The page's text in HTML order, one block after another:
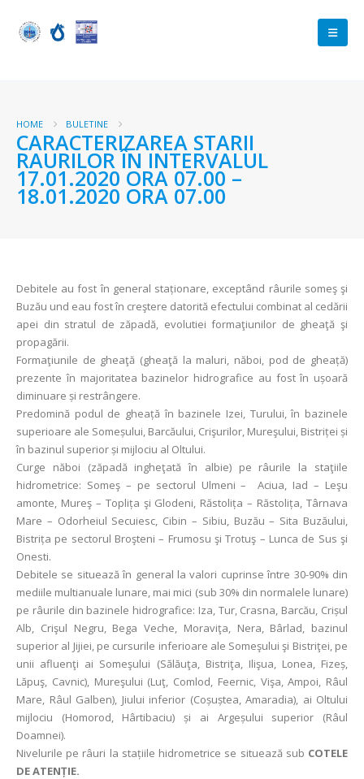
HOME BULETINE
CARACTERIZAREA STARII
RAURILOR ÎN INTERVALUL
17.01.2020 ORA 07.00 –
18.01.2020 ORA 07.00
Debitele au fost în general staționare, exceptând râurile someş şi
Buzău und eau fost în creştere datorită efectului combinat al cedării
apei din stratul de zăpadă, evolutiei formaţiunilor de gheaţă şi
propagării.
Formaţiunile de gheaţă (gheaţă la maluri, năboi, pod de gheață)
prezente în majoritatea bazinelor hidrografice au fost în ușoară
diminuare și restrângere.
Predomină podul de gheață în bazinele Izei, Turului, în bazinele
superioare ale Someșului, Barcăului, Crişurilor, Mureşului, Bistriței și
în bazinul superior și mijlociu al Oltului.
Curge năboi (zăpadă ingheţată în albie) pe râurile la staţiile
hidrometrice: Someş – pe sectorul Ulmeni – Aciua, Iad – Leşu
amonte, Mureş – Toplița şi Glodeni, Răstolița – Răstolița, Târnava
Mare – Odorheiul Secuiesc, Cibin – Sibiu, Buzău – Sita Buzăului,
Bistrița pe sectorul Broşteni – Frumosu şi Trotuş – Lunca de Sus şi
Onesti.
Debitele se situează în general la valori cuprinse între 30-90% din
mediile multianuale lunare, mai mici (sub 30% din normalele lunare)
pe râurile din bazinele hidrografice: Iza, Tur, Crasna, Barcău, Crișul
Alb, Crişul Negru, Bega Veche, Moraviţa, Nera, Bârlad, bazinul
superior al Jijiei, pe cursurile inferioare ale Someşului şi Bistriţei, pe
unii afluenţi ai Someşului (Sălăuţa, Bistriţa, Ilişua, Lonea, Fizeș,
Lăpuş, Cavnic), Mureşului (Luţ, Comlod, Feernic, Vişa, Ampoi, Râul
Mare, Râul Galben), Jiului inferior (Coșuștea, Amaradia), ai Oltului
mijlociu (Homorod, Hârtibaciu) și ai Argeșului superior (Râul
Doamnei).
Nivelurile pe râuri la stațiile hidrometrice se situează sub COTELE
DE ATENȚIE.